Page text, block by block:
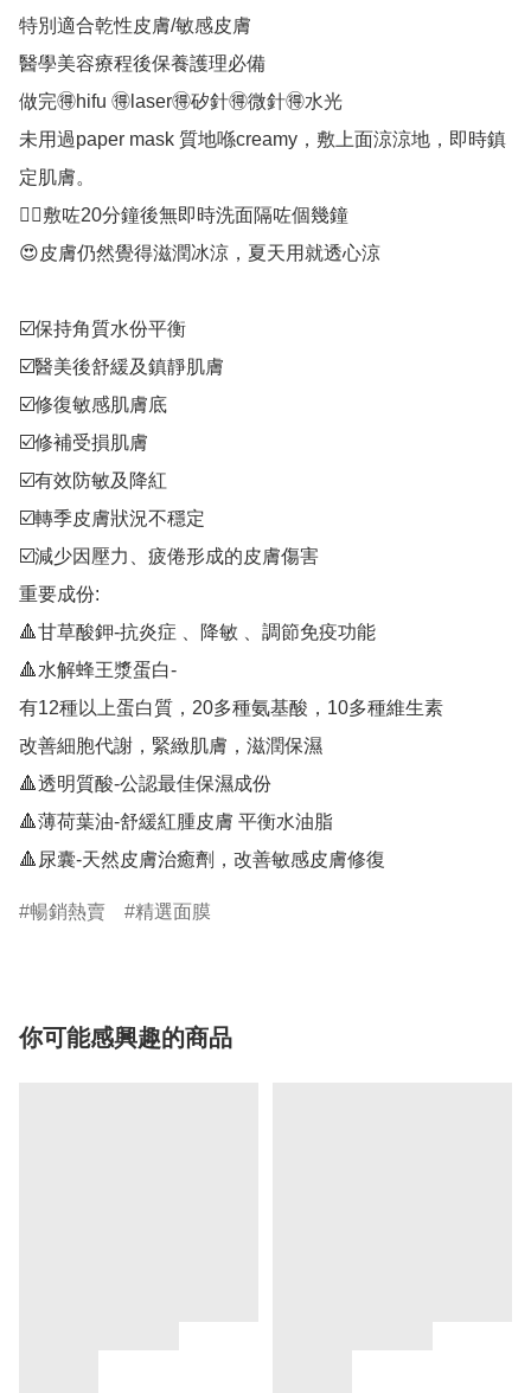
特別適合乾性皮膚/敏感皮膚
醫學美容療程後保養護理必備
做完🉐hifu 🉐laser🉐矽針🉐微針🉐水光
未用過paper mask 質地喺creamy，敷上面涼涼地，即時鎮
定肌膚。
👍🏻敷咗20分鐘後無即時洗面隔咗個幾鐘
😍皮膚仍然覺得滋潤冰涼，夏天用就透心涼
☑️保持角質水份平衡
☑️醫美後舒緩及鎮靜肌膚
☑️修復敏感肌膚底
☑️修補受損肌膚
☑️有效防敏及降紅
☑️轉季皮膚狀況不穩定
☑️減少因壓力、疲倦形成的皮膚傷害
重要成份:
🔺甘草酸鉀-抗炎症 、降敏 、調節免疫功能
🔺水解蜂王漿蛋白-
有12種以上蛋白質，20多種氨基酸，10多種維生素
改善細胞代謝，緊緻肌膚，滋潤保濕
🔺透明質酸-公認最佳保濕成份
🔺薄荷葉油-舒緩紅腫皮膚 平衡水油脂
🔺尿囊-天然皮膚治癒劑，改善敏感皮膚修復
暢銷熱賣 精選面膜
你可能感興趣的商品